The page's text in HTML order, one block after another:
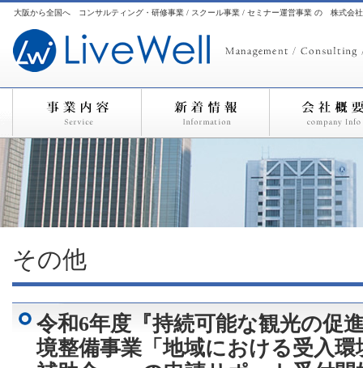
大阪から全国へ コンサルティング・研修事業 / スクール事業 / セミナー運営事業 の 株式会
その他
令和6年度『持続可能な観光の促
境整備事業「地域における受入環